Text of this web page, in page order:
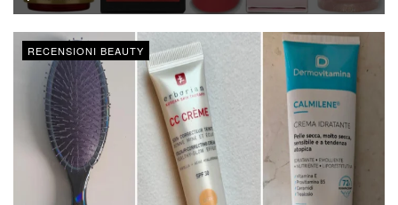
RECENSIONI BEAUTY